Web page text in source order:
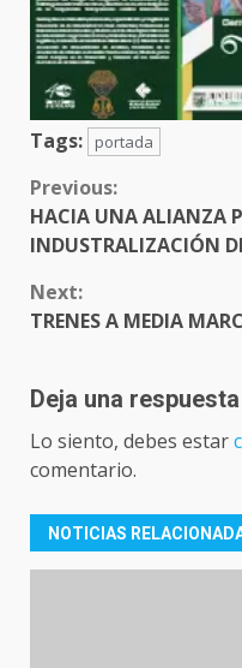
Tags: portada
CONTINUE
READING
Previous:
HACIA UNA ALIANZA
INDUSTRALIZACIÓN
Next:
TRENES A MEDIA
Deja una respuesta
Lo siento, debes estar
comentario.
NOTICIAS